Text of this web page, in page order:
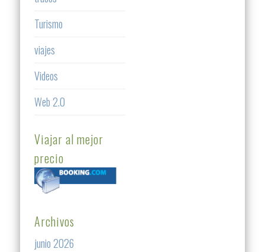
Turismo
viajes
Videos
Web 2.0
Viajar al mejor
precio
Archivos
junio 2026